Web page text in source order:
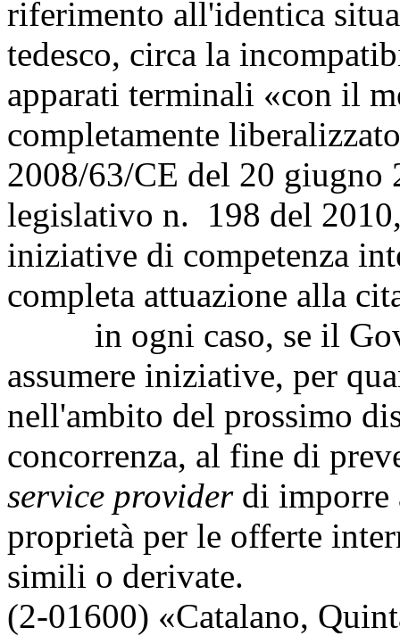
riferimento all'identica
tedesco, circa la
apparati terminali «con il
completamente
2008/63/CE del 20 giugno
legislativo n. 198 del
iniziative di competenza
completa attuazione alla
in ogni caso, se il
assumere iniziative, per
nell'ambito del prossimo
concorrenza, al fine di
service providerdi imporre
proprietà per le offerte
simili o derivate.
(2-01600) «Catalano,